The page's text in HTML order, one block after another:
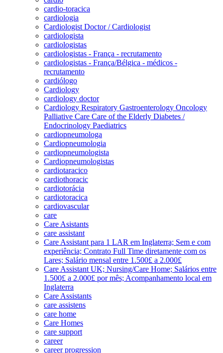
cardio-toracica
cardiologia
Cardiologist Doctor / Cardiologist
cardiologista
cardiologistas
cardiologistas - França - recrutamento
cardiologistas - França/Bélgica - médicos -
recrutamento
cardiólogo
Cardiology
cardiology doctor
Cardiology Respiratory Gastroenterology Oncology
Palliative Care Care of the Elderly Diabetes /
Endocrinology Paediatrics
cardiopneumologa
Cardiopneumologia
cardiopneumologista
Cardiopneumologistas
cardiotaracico
cardiothoracic
cardiotorácia
cardiotoracica
cardiovascular
care
Care Asistants
care assistant
Care Assistant para 1 LAR em Inglaterra; Sem e com
experiência; Contrato Full Time diretamente com os
Lares; Salário mensal entre 1.500£ a 2.000£
Care Assistant UK; Nursing/Care Home; Salários entre
1.500£ a 2.000£ por mês; Acompanhamento local em
Inglaterra
Care Assistants
care assistens
care home
Care Homes
care support
career
career progression